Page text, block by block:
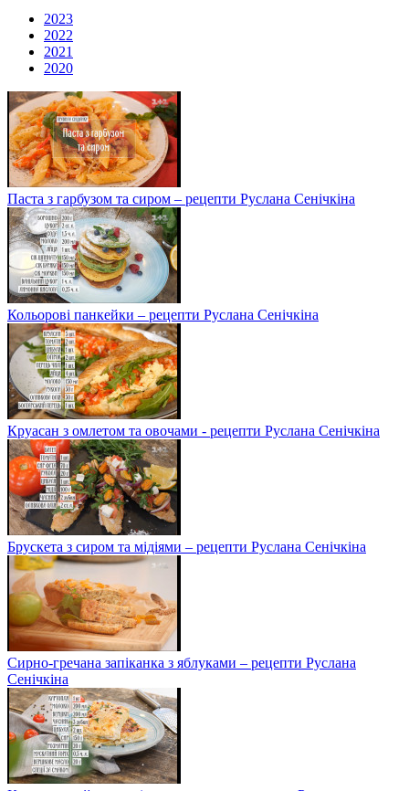
2023
2022
2021
2020
Паста з гарбузом та сиром – рецепти Руслана Сенічкіна
Кольорові панкейки – рецепти Руслана Сенічкіна
Круасан з омлетом та овочами - рецепти Руслана Сенічкіна
Брускета з сиром та мідіями – рецепти Руслана Сенічкіна
Сирно-гречана запіканка з яблуками – рецепти Руслана
Сенічкіна